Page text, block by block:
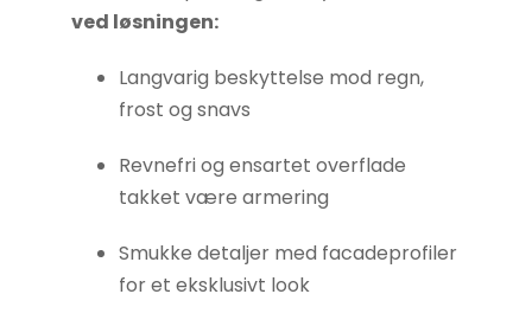
ved løsningen:
Langvarig beskyttelse mod regn,
frost og snavs
Revnefri og ensartet overflade
takket være armering
Smukke detaljer med facadeprofiler
for et eksklusivt look